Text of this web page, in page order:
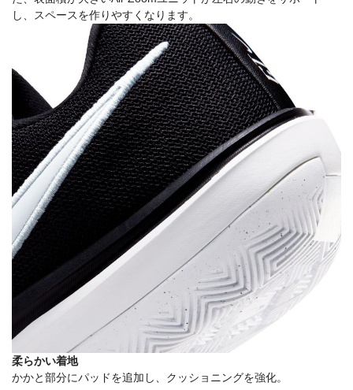
し、スペースを作りやすくなります。
柔らかい着地
かかと部分にパッドを追加し、クッショニングを強化。